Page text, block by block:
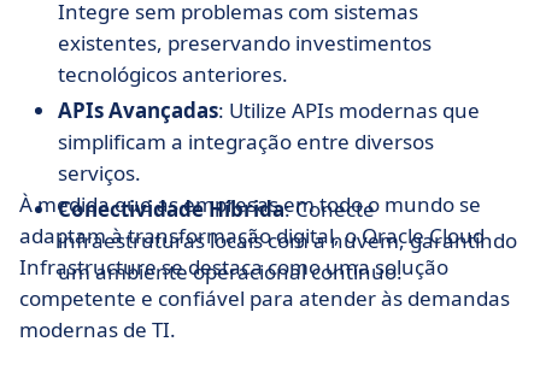
Integre sem problemas com sistemas
existentes, preservando investimentos
tecnológicos anteriores.
APIs Avançadas: Utilize APIs modernas que
simplificam a integração entre diversos
serviços.
Conectividade Híbrida: Conecte
infraestruturas locais com a nuvem, garantindo
um ambiente operacional contínuo.
À medida que as empresas em todo o mundo se
adaptam à transformação digital, o Oracle Cloud
Infrastructure se destaca como uma solução
competente e confiável para atender às demandas
modernas de TI.